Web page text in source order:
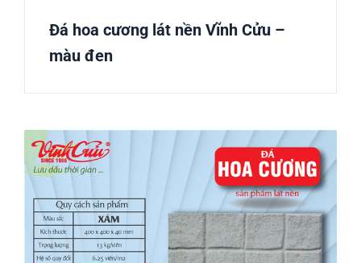
Đá hoa cương lát nền Vĩnh Cửu –
màu đen